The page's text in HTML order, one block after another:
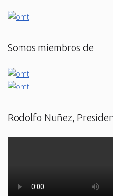
Somos miembros de
Rodolfo Nuñez,